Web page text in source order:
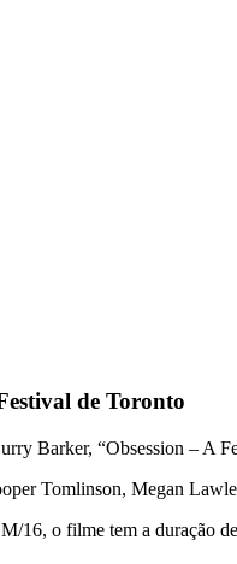
de Toronto
Barker, “Obsession – A
Tomlinson, Megan
16, o filme tem a duração